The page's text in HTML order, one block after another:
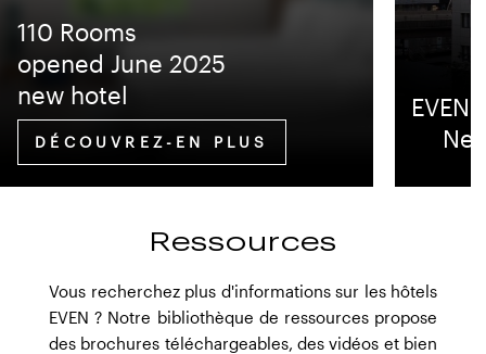
110 Rooms
opened June 2025
new hotel
DÉCOUVREZ-EN PLUS
EVEN
Ressources
Vous recherchez plus d'informations sur les hôtels
EVEN ? Notre bibliothèque de ressources propose
des brochures téléchargeables, des vidéos et bien